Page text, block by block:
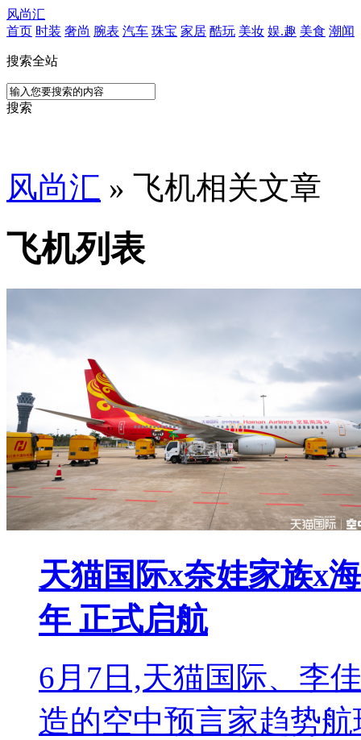
风尚汇
首页 时装 奢尚 腕表 汽车 珠宝 家居 酷玩 美妆 娱.趣 美食 潮闻
搜索全站
搜索
风尚汇 » 飞机相关文章
飞机列表
天猫国际x奈娃家族x
年 正式启航
6月7日,天猫国际、李
造的空中预言家趋势